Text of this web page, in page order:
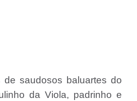
de saudosos baluartes do
da Viola, padrinho e